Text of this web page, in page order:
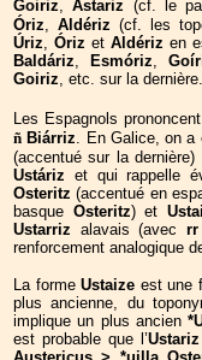
Goiriz ,Astariz (cf. le
Óriz
Aldériz (cf. les
Úriz
Óriz et Aldériz en
Baldáriz
Esmóriz
Goiriz , etc. sur la dernière.
Les Espagnols prononcent
ñ Biárriz . En Galice, on
(accentué sur la
Ustáriz et qui rappelle
Osteritz (accentué en
basque Osteritz) et
Ustarriz alavais (avec rr
renforcement analogique
La formeUstaize est une
plus ancienne, du
implique un plus ancien
est probable que l’